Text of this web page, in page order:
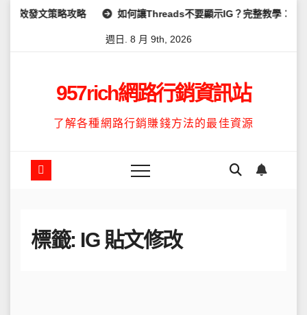
Skip
發文策略攻略 如何讓Threads不要顯示IG？完整教學：高效管
週日. 8 月 9th, 2026
957rich網路行銷資訊站
了解各種網路行銷賺錢方法的最佳資源
標籤: IG 貼文修改